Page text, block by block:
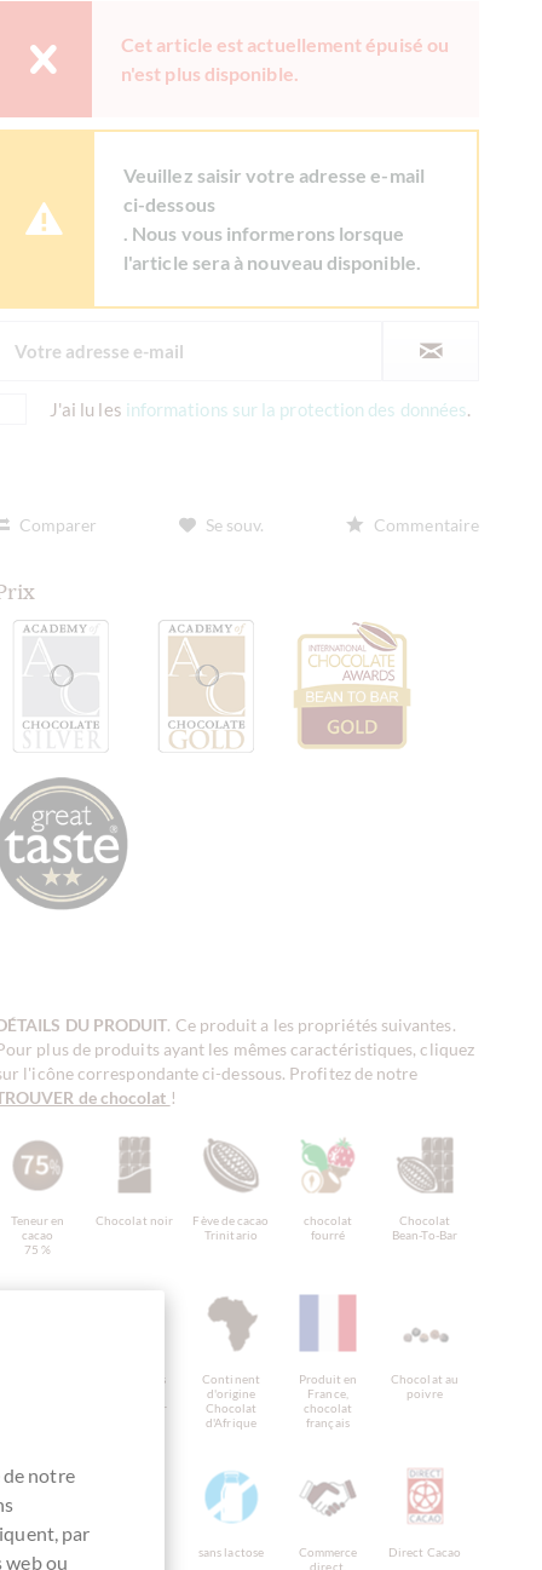
Cet article est actuellement épuisé ou
n'est plus disponible.
Veuillez saisir votre adresse e-mail
ci-dessous
. Nous vous informerons lorsque
l'article sera à nouveau disponible.
J'ai lu les informations sur la protection des données.
Comparer Se souv. Commentaire
DU PRODUIT. Ce produit a les propriétés suivantes.
plus de produits ayant les mêmes caractéristiques, cliquez
l'icône correspondante ci-dessous. Profitez de notre
de chocolat !
Teneur en
cacao
75 %
Chocolat noir
Fève de cacao
Trinitario
chocolat
fourré
Chocolat
Bean-To-Bar
Origine des
Madagascar
Continent
d'origine
Chocolat
d'Afrique
Produit en
France,
chocolat
français
Chocolat au
poivre
végétalien
sans lactose
Commerce
direct,
Direct Cacao
de notre
par
web ou